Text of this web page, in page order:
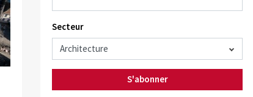
Secteur
S'abonner